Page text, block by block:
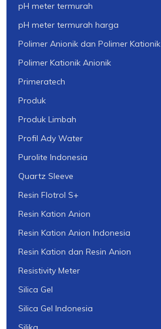
pH meter termurah
pH meter termurah harga
Polimer Anionik dan Polimer Kationik
Polimer Kationik Anionik
Primeratech
Produk
Produk Limbah
Profil Ady Water
Purolite Indonesia
Quartz Sleeve
Resin Flotrol S+
Resin Kation Anion
Resin Kation Anion Indonesia
Resin Kation dan Resin Anion
Resistivity Meter
Silica Gel
Silica Gel Indonesia